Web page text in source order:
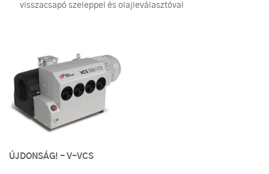
visszacsapó szeleppel és olajleválasztóval
ÚJDONSÁG! - V-VCS